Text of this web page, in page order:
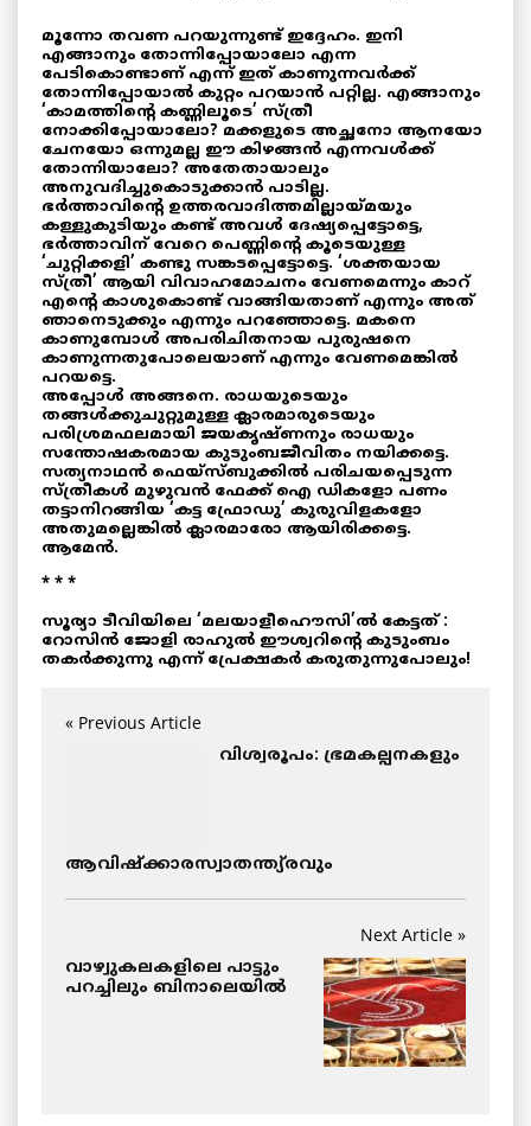
മൂന്നോ തവണ പറയുന്നുണ്ട് ഇദ്ദേഹം. ഇനി
എങ്ങാനും തോന്നിപ്പോയാലോ എന്ന
പേടികൊണ്ടാണ് എന്ന് ഇത് കാണുന്നവർക്ക്
തോന്നിപ്പോയാൽ കുറ്റം പറയാൻ പറ്റില്ല. എങ്ങാനും
‘കാമത്തിന്റെ കണ്ണിലൂടെ’ സ്ത്രീ
നോക്കിപ്പോയാലോ? മക്കളുടെ അച്ഛനോ ആനയോ
ചേനയോ ഒന്നുമല്ല ഈ കിഴങ്ങൻ എന്നവൾക്ക്
തോന്നിയാലോ? അതേതായാലും
അനുവദിച്ചുകൊടുക്കാൻ പാടില്ല.
ഭർത്താവിന്റെ ഉത്തരവാദിത്തമില്ലായ്മയും
കള്ളുകുടിയും കണ്ട് അവൾ ദേഷ്യപ്പെട്ടോട്ടെ,
ഭർത്താവിന് വേറെ പെണ്ണിന്റെ കൂടെയുള്ള
‘ചുറ്റിക്കളി’ കണ്ടു സങ്കടപ്പെട്ടോട്ടെ. ‘ശക്തയായ
സ്ത്രീ’ ആയി വിവാഹമോചനം വേണമെന്നും കാറ്
എന്റെ കാശുകൊണ്ട് വാങ്ങിയതാണ് എന്നും അത്
ഞാനെടുക്കും എന്നും പറഞ്ഞോട്ടെ. മകനെ
കാണുമ്പോൾ അപരിചിതനായ പുരുഷനെ
കാണുന്നതുപോലെയാണ് എന്നും വേണമെങ്കിൽ
പറയട്ടെ.
അപ്പോൾ അങ്ങനെ. രാധയുടെയും
തങ്ങൾക്കുചുറ്റുമുള്ള ക്ലാരമാരുടെയും
പരിശ്രമഫലമായി ജയകൃഷ്ണനും രാധയും
സന്തോഷകരമായ കുടുംബജീവിതം നയിക്കട്ടെ.
സത്യനാഥൻ ഫെയ്സ്ബുക്കിൽ പരിചയപ്പെടുന്ന
സ്ത്രീകൾ മുഴുവൻ ഫേക്ക് ഐ ഡികളോ പണം
തട്ടാനിറങ്ങിയ ‘കട്ട ഫ്രോഡു’ കുരുവിളകളോ
അതുമല്ലെങ്കിൽ ക്ലാരമാരോ ആയിരിക്കട്ടെ.
ആമേൻ.
* * *
സൂര്യാ ടീവിയിലെ ‘മലയാളീഹൌസി’ൽ കേട്ടത് :
റോസിൻ ജോളി രാഹുൽ ഈശ്വറിന്റെ കുടുംബം
തകർക്കുന്നു എന്ന് പ്രേക്ഷകർ കരുതുന്നുപോലും!
« Previous Article
വിശ്വരൂപം: ഭ്രമകല്പനകളും
ആവിഷ്ക്കാരസ്വാതന്ത്യ്രവും
Next Article »
വാഴ്വുകലകളിലെ പാട്ടും
പറച്ചിലും ബിനാലെയില്‍